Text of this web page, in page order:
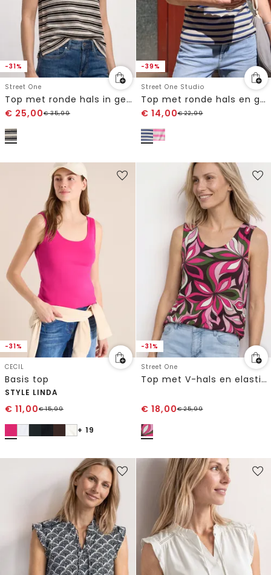
-31%
Street One
Top met ronde hals in gebreide look
€ 25,00€35,99
-39%
Street One Studio
Top met ronde hals en geribde structuur
€ 14,00€22,99
-31%
CECIL
Basis top
STYLE LINDA
€ 11,00€15,99
+ 19
-31%
Street One
Top met V-hals en elastische zoom
€ 18,00€25,99